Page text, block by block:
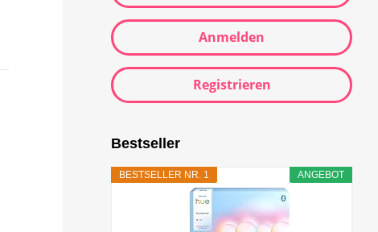
Anmelden
Registrieren
Bestseller
ANGEBOT
BESTSELLER NR. 1